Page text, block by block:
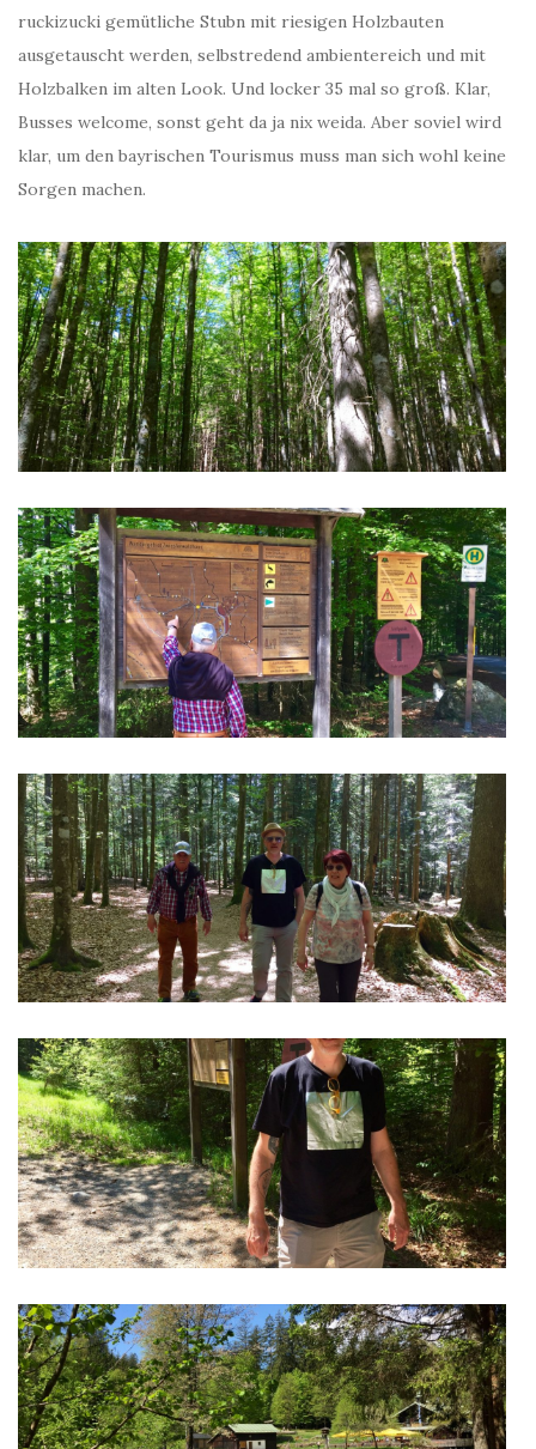
ruckizucki gemütliche Stubn mit riesigen Holzbauten
ausgetauscht werden, selbstredend ambientereich und mit
Holzbalken im alten Look. Und locker 35 mal so groß. Klar,
Busses welcome, sonst geht da ja nix weida. Aber soviel wird
klar, um den bayrischen Tourismus muss man sich wohl keine
Sorgen machen.